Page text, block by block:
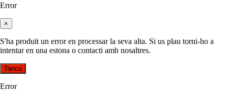
Error
×
S'ha produït un error en processar la seva alta. Si us plau torni-ho a
intentar en una estona o contacti amb nosaltres.
Tanca
Error